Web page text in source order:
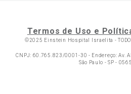
Termos de Uso e
©2025 Einstein Hospital Israelita -
CNPJ: 60.765.823/0001-30 - Endereço: Av.
São Paulo - SP -